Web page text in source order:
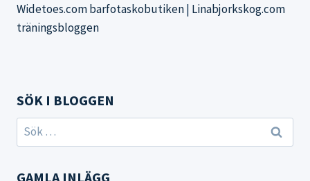
Widetoes.com barfotaskobutiken| Linabjorkskog.com
träningsbloggen
SÖK I BLOGGEN
Sök
efter:
GAMLA INLÄGG